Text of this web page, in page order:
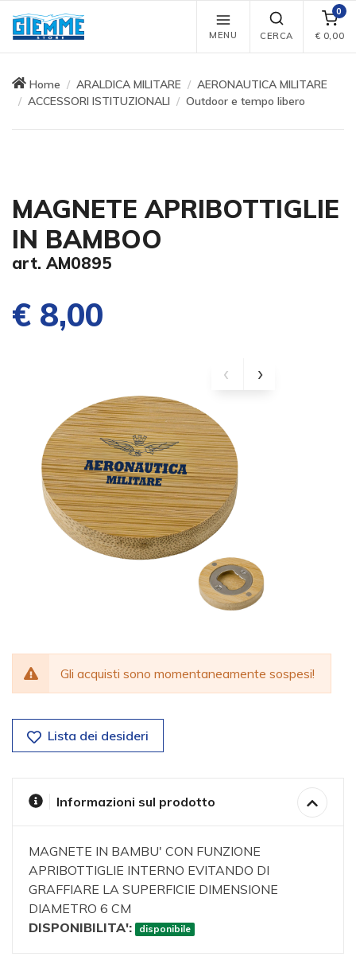
MENU CERCA
0
€ 0,00
Home ARALDICA MILITARE
AERONAUTICA MILITARE
ACCESSORI ISTITUZIONALI
Outdoor e tempo libero
MAGNETE APRIBOTTIGLIE
IN BAMBOO
art. AM0895
€ 8,00
Gli acquisti sono momentaneamente sospesi!
Lista dei desideri
Informazioni sul prodotto
MAGNETE IN BAMBU' CON FUNZIONE
APRIBOTTIGLIE INTERNO EVITANDO DI
GRAFFIARE LA SUPERFICIE DIMENSIONE
DIAMETRO 6 CM
DISPONIBILITA':
disponibile